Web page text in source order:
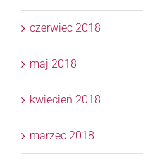
czerwiec 2018
maj 2018
kwiecień 2018
marzec 2018